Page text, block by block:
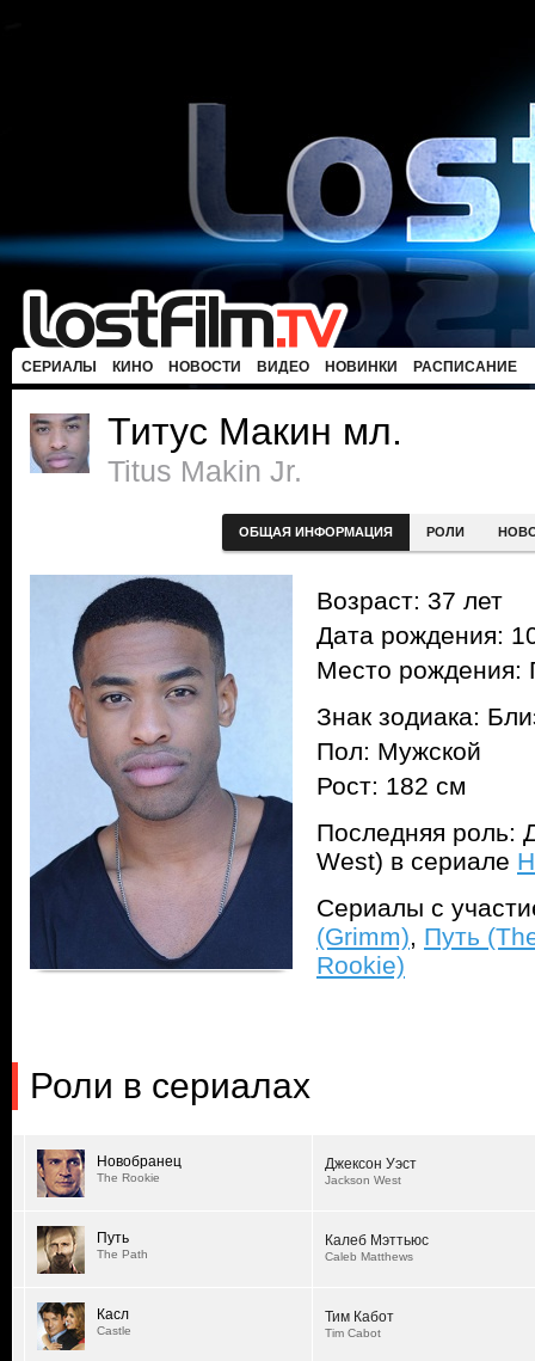
СЕРИАЛЫ КИНО НОВОСТИ ВИДЕО НОВИНКИ РАСПИСАНИЕ
Титус Макин мл.
Titus Makin Jr.
ОБЩАЯ ИНФОРМАЦИЯ РОЛИ
Возраст: 37 лет
Дата рождения:
Место рождения:
Знак зодиака:
Пол: Мужской
Рост: 182 см
Последняя роль:
West) в сериале
Сериалы с
(Grimm), Путь
Rookie)
Роли в сериалах
Новобранец
The Rookie
Джексон Уэст
Jackson West
Путь
The Path
Калеб Мэттьюс
Caleb Matthews
Касл
Castle
Тим Кабот
Tim Cabot